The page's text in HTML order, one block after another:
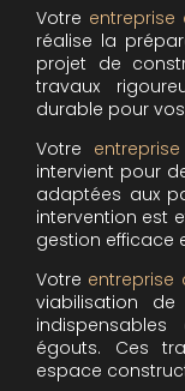
Votre entreprise
réalise la
projet de
travaux
durable pour
Votre
intervient pour
adaptées aux
intervention est
gestion efficace
Votre entreprise
viabilisation
égouts. Ces
espace